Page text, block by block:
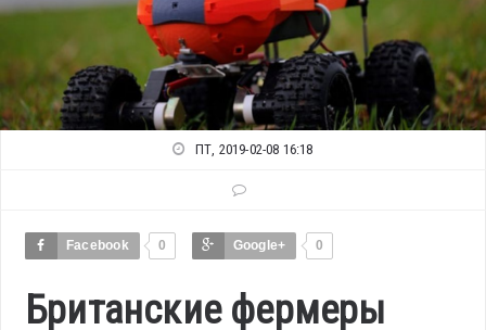
ПТ, 2019-02-08 16:18
Facebook 0 Google+ 0
Британские фермеры